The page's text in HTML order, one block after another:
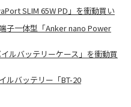
SLIM 65W PD」を衝動買い
子一体型「Anker nano Power
ルバッテリーケース」を衝動買
ルバッテリー「BT-20